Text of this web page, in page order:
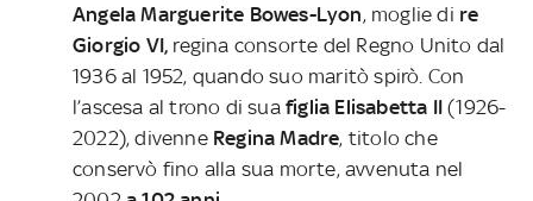
Angela Marguerite Bowes-Lyon, moglie di re
Giorgio VI, regina consorte del Regno Unito dal
1936 al 1952, quando suo maritò spirò. Con
l’ascesa al trono di sua figlia Elisabetta II(1926-
2022), divenne Regina Madre, titolo che
conservò fino alla sua morte, avvenuta nel